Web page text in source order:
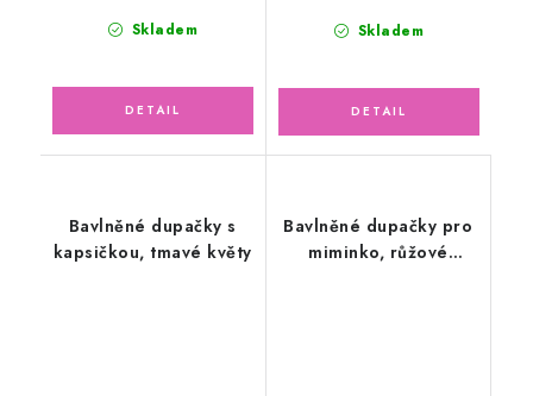
Skladem Skladem
Bavlněné dupačky s
kapsičkou, tmavé květy
Bavlněné dupačky pro
miminko, růžové